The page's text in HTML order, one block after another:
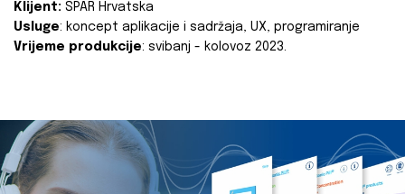
Klijent: SPAR Hrvatska
Usluge: koncept aplikacije i sadržaja, UX, programiranje
Vrijeme produkcije: svibanj - kolovoz 2023.